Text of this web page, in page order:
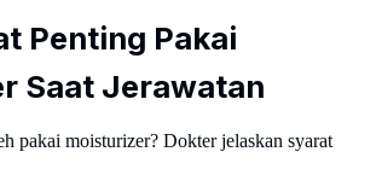
Penting Pakai
Saat Jerawatan
pakai moisturizer? Dokter jelaskan syarat